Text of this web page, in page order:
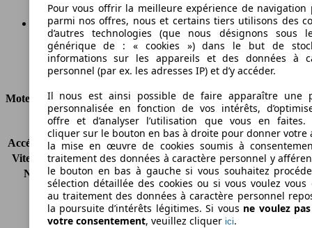
110 g/km
Émissions de CO2 (combinées)*
Moteur et Puissance
KW (CH)
63 kW (85 PS)
Accélération (0-100 km/h) -
Vitesse maximale (km/h) -
Nombre de vitesses
5
Couple
-
Cylindrée
1084 ccm
Carburant
Essence
Pour vous offrir la meilleure expérience de navigation
parmi nos offres, nous et certains tiers utilisons des
d’autres technologies (que nous désignons sous
générique de : « cookies ») dans le but de
informations sur les appareils et des données à
personnel (par ex. les adresses IP) et d’y accéder.
Il nous est ainsi possible de faire apparaître une
personnalisée en fonction de vos intérêts,
offre et d’analyser l’utilisation que vous en faites.
cliquer sur le bouton en bas à droite pour donner votre
la mise en œuvre de cookies soumis à
traitement des données à caractère personnel y
le bouton en bas à gauche si vous souhaitez
sélection détaillée des cookies ou si vous voulez vous
au traitement des données à caractère personnel
la poursuite d’intérêts légitimes. Si vous ne voulez
votre consentement, veuillez cliquer ici.